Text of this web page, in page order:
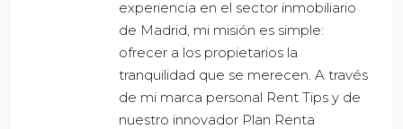
experiencia en el sector inmobiliario
de Madrid, mi misión es simple:
ofrecer a los propietarios la
tranquilidad que se merecen. A través
de mi marca personal Rent Tips y de
nuestro innovador Plan Renta